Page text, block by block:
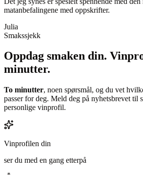
matanbefalingene med oppskrifter.
Julia
Smakssjekk
Oppdag smaken din.
minutter.
To minutter, noen spørsmål, og du vet
passer for deg. Meld deg på nyhetsbrevet til
personlige vinprofil.
Vinprofilen din
ser du med en gang etterpå